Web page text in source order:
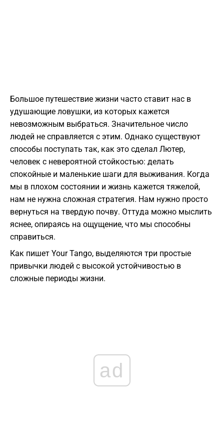
Большое путешествие жизни часто ставит нас в
удушающие ловушки, из которых кажется
невозможным выбраться. Значительное число
людей не справляется с этим. Однако существуют
способы поступать так, как это сделал Лютер,
человек с невероятной стойкостью: делать
спокойные и маленькие шаги для выживания. Когда
мы в плохом состоянии и жизнь кажется тяжелой,
нам не нужна сложная стратегия. Нам нужно просто
вернуться на твердую почву. Оттуда можно мыслить
яснее, опираясь на ощущение, что мы способны
справиться.
Как пишет Your Tango, выделяются три простые
привычки людей с высокой устойчивостью в
сложные периоды жизни.
ad